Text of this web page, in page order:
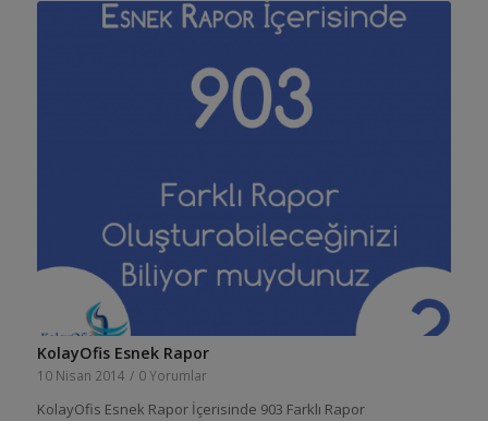
KolayOfis Esnek Rapor
10 Nisan 2014 / 0 Yorumlar
KolayOfis Esnek Rapor İçerisinde 903 Farklı Rapor